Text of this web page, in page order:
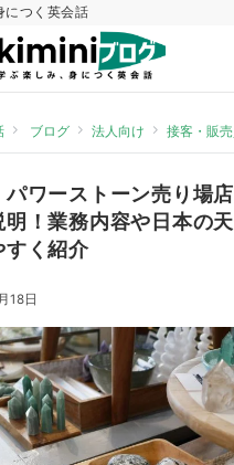
につく英会話
ブログ 法人向け 接客・販
パワーストーン売り場
明！業務内容や日本の
すく紹介
18日